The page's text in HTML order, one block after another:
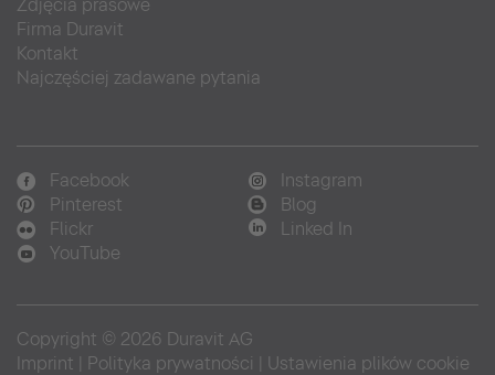
Zdjęcia prasowe
Firma Duravit
Kontakt
Najczęściej zadawane pytania
Facebook
Instagram
Pinterest
Blog
Flickr
Linked In
YouTube
Copyright © 2026 Duravit AG
Imprint
Polityka prywatności
Ustawienia plików cookie